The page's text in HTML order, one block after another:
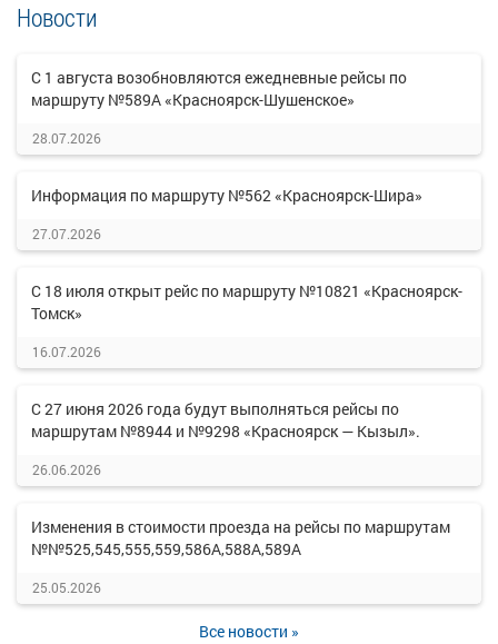
Новости
С 1 августа возобновляются ежедневные рейсы по
маршруту №589А «Красноярск-Шушенское»
28.07.2026
Информация по маршруту №562 «Красноярск-Шира»
27.07.2026
С 18 июля открыт рейс по маршруту №10821 «Красноярск-
Томск»
16.07.2026
С 27 июня 2026 года будут выполняться рейсы по
маршрутам №8944 и №9298 «Красноярск — Кызыл».
26.06.2026
Изменения в стоимости проезда на рейсы по маршрутам
№№525,545,555,559,586А,588А,589А
25.05.2026
Все новости »